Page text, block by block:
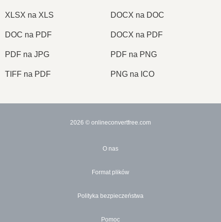
XLSX na XLS DOCX na DOC
DOC na PDF DOCX na PDF
PDF na JPG PDF na PNG
TIFF na PDF PNG na ICO
2026 © onlineconvertfree.com
O nas
Format plików
Polityka bezpieczeństwa
Pomoc